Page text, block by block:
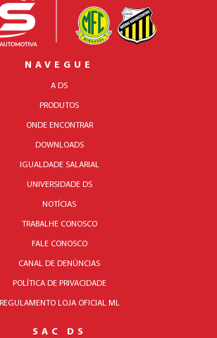
NAVEGUE
A DS
PRODUTOS
ONDE ENCONTRAR
DOWNLOADS
IGUALDADE SALARIAL
UNIVERSIDADE DS
NOTÍCIAS
TRABALHE CONOSCO
FALE CONOSCO
CANAL DE DENÚNCIAS
POLÍTICA DE PRIVACIDADE
REGULAMENTO LOJA OFICIAL ML
SAC DS